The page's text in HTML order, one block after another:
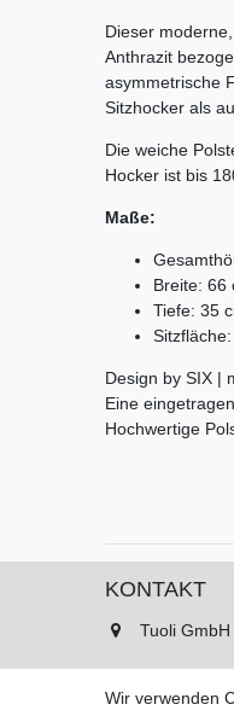
Dieser
Anthrazit
asymmetrische
Sitzhocker als
Die weiche
Hocker ist bis
Maße:
Breite: 66
Tiefe: 35
Design by SIX |
Eine
Hochwertige
KONTAKT
Tuoli GmbH
47228
Wir verwenden